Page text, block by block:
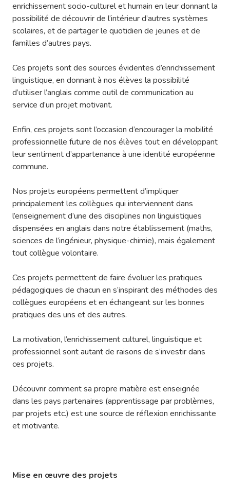
enrichissement socio-culturel et humain en leur donnant la
possibilité de découvrir de l’intérieur d’autres systèmes
scolaires, et de partager le quotidien de jeunes et de
familles d’autres pays.
Ces projets sont des sources évidentes d’enrichissement
linguistique, en donnant à nos élèves la possibilité
d’utiliser l’anglais comme outil de communication au
service d’un projet motivant.
Enfin, ces projets sont l’occasion d’encourager la mobilité
professionnelle future de nos élèves tout en développant
leur sentiment d’appartenance à une identité européenne
commune.
Nos projets européens permettent d’impliquer
principalement les collègues qui interviennent dans
l’enseignement d’une des disciplines non linguistiques
dispensées en anglais dans notre établissement (maths,
sciences de l’ingénieur, physique-chimie), mais également
tout collègue volontaire.
Ces projets permettent de faire évoluer les pratiques
pédagogiques de chacun en s’inspirant des méthodes des
collègues européens et en échangeant sur les bonnes
pratiques des uns et des autres.
La motivation, l’enrichissement culturel, linguistique et
professionnel sont autant de raisons de s’investir dans
ces projets.
Découvrir comment sa propre matière est enseignée
dans les pays partenaires (apprentissage par problèmes,
par projets etc.) est une source de réflexion enrichissante
et motivante.
Mise en œuvre des projets